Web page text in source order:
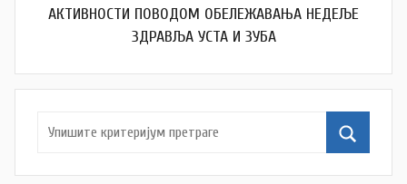
АКТИВНОСТИ ПОВОДОМ ОБЕЛЕЖАВАЊА НЕДЕЉЕ
ЗДРАВЉА УСТА И ЗУБА